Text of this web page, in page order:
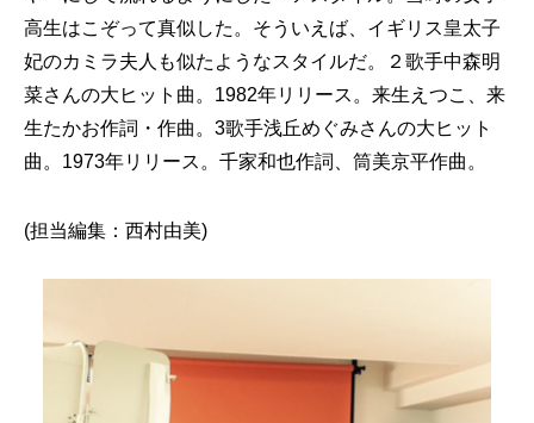
高生はこぞって真似した。そういえば、イギリス皇太子
妃のカミラ夫人も似たようなスタイルだ。２歌手中森明
菜さんの大ヒット曲。1982年リリース。来生えつこ、来
生たかお作詞・作曲。3歌手浅丘めぐみさんの大ヒット
曲。1973年リリース。千家和也作詞、筒美京平作曲。
(担当編集：西村由美)